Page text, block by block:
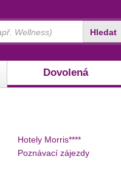
Dovolená
Hledat
Hotely Morris****
Poznávací zájezdy